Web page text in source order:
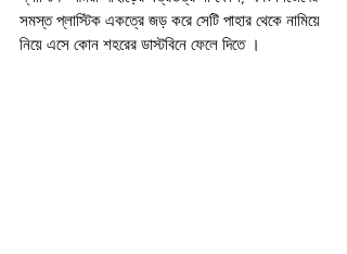
সমস্ত প্লাস্টিক একত্রে জড় করে সেটি পাহার থেকে নামিয়ে
নিয়ে এসে কোন শহরের ডাস্টবিনে ফেলে দিতে ।